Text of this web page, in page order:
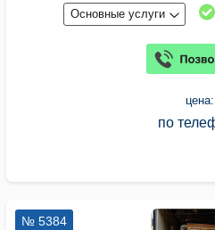
Основные услуги
цена:
по
№ 5384